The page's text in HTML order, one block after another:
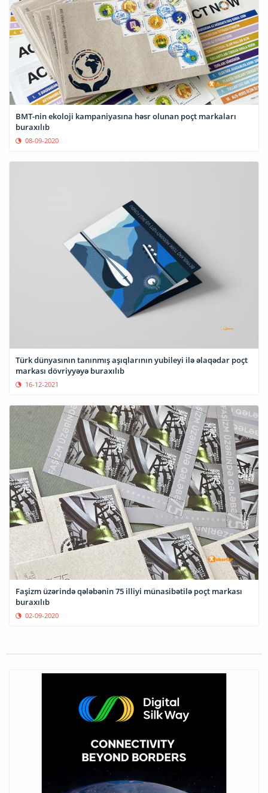
BMT-nin ekoloji kampaniyasına həsr olunan poçt markaları
buraxılıb
08-09-2020
Türk dünyasının tanınmış aşıqlarının yubileyi ilə əlaqədar poçt
markası dövriyyəyə buraxılıb
16-12-2021
Faşizm üzərində qələbənin 75 illiyi münasibətilə poçt markası
buraxılıb
02-09-2020